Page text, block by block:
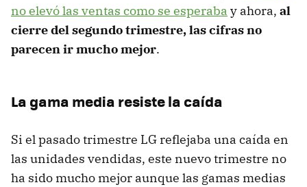
no elevó las ventas como se esperaba y ahora, al
cierre del segundo trimestre, las cifras no
parecen ir mucho mejor.
La gama media resiste la caída
Si el pasado trimestre LG reflejaba una caída en
las unidades vendidas, este nuevo trimestre no
ha sido mucho mejor aunque las gamas medias